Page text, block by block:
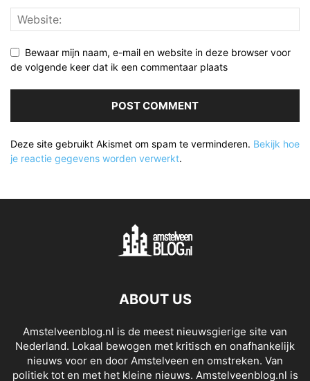
Bewaar mijn naam, e-mail en website in deze browser voor
de volgende keer dat ik een commentaar plaats
Deze site gebruikt Akismet om spam te verminderen. Bekijk hoe
je reactie gegevens worden verwerkt.
ABOUT US
Amstelveenblog.nl is de meest nieuwsgierige site van
Nederland. Lokaal bewogen met kritisch en onafhankelijk
nieuws voor en door Amstelveen en omstreken. Van
politiek tot en met het kleine nieuws. Amstelveenblog.nl is